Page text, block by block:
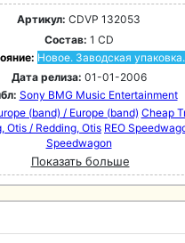
Артикул: CDVP 132053
Состав: 1 CD
Новое. Заводская упаковка.
Дата релиза: 01-01-2006
Sony BMG Music Entertainment
(band) / Europe (band) Cheap
Otis / Redding, Otis REO
Speedwagon
Показать больше